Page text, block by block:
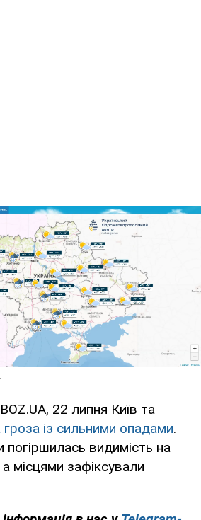
22 липня Київ та
гроза із сильними опадами.
погіршилась видимість на
місцями зафіксували